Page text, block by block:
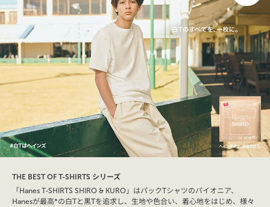
THE BEST OF T-SHIRTS シリーズ
「Hanes T-SHIRTS SHIRO & KURO」はパックTシャツのパイオニア、
Hanesが最高*の白Tと黒Tを追求し、生地や色合い、着心地をはじめ、様々